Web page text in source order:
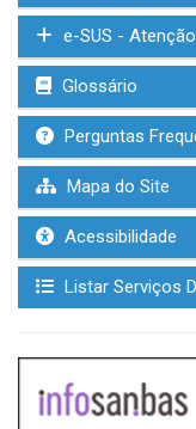
e-SUS -
Glossário
Perguntas
Mapa do Site
Acessibilidade
Listar Serviços